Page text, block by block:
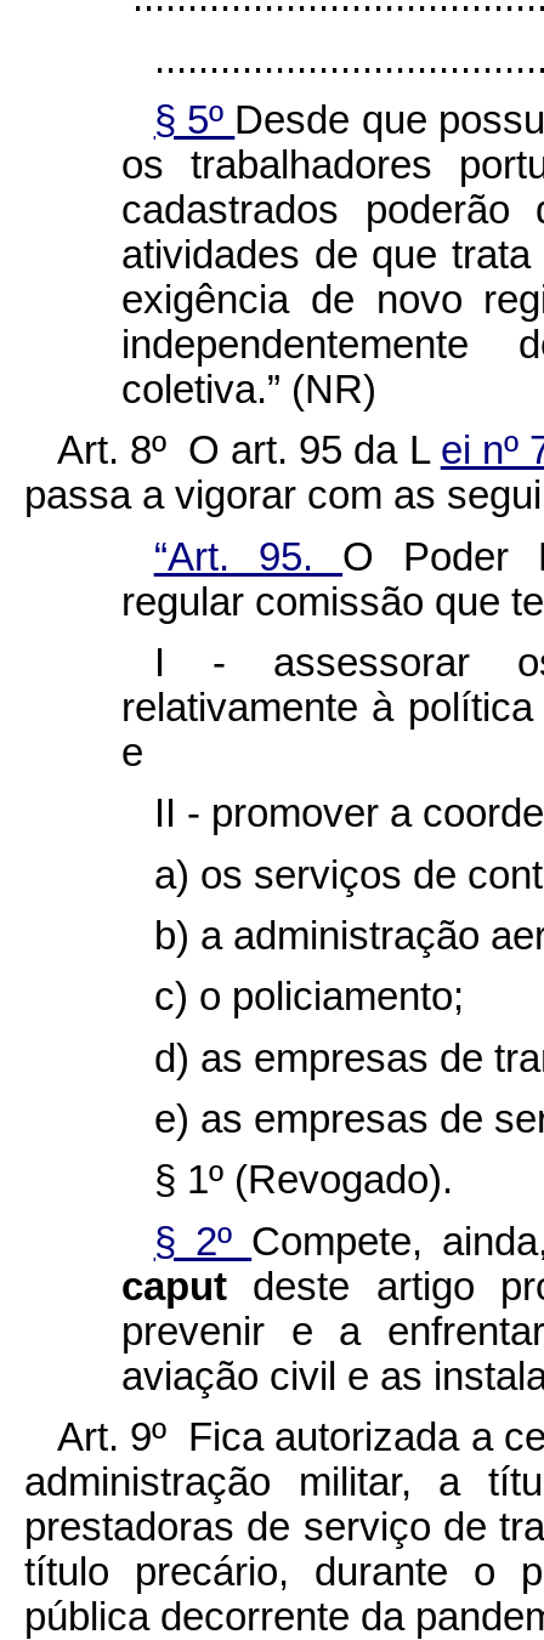
§ 5º Desde que
os trabalhadores
cadastrados poderão
atividades de que
exigência de novo
coletiva.” (NR)
Art. 8º O art. 95 da L ei nº
passa a vigorar com as
“Art. 95. O Poder
regular comissão que
I - assessorar os
relativamente à
e
II - promover a
a) os serviços de
b) a administração
c) o policiamento;
d) as empresas de
e) as empresas de
§ 1º (Revogado).
§ 2º Compete,
caput deste artigo
prevenir e a
aviação civil e as
Art. 9º Fica autorizada a
administração militar, a
prestadoras de serviço de
título precário, durante o
pública decorrente da